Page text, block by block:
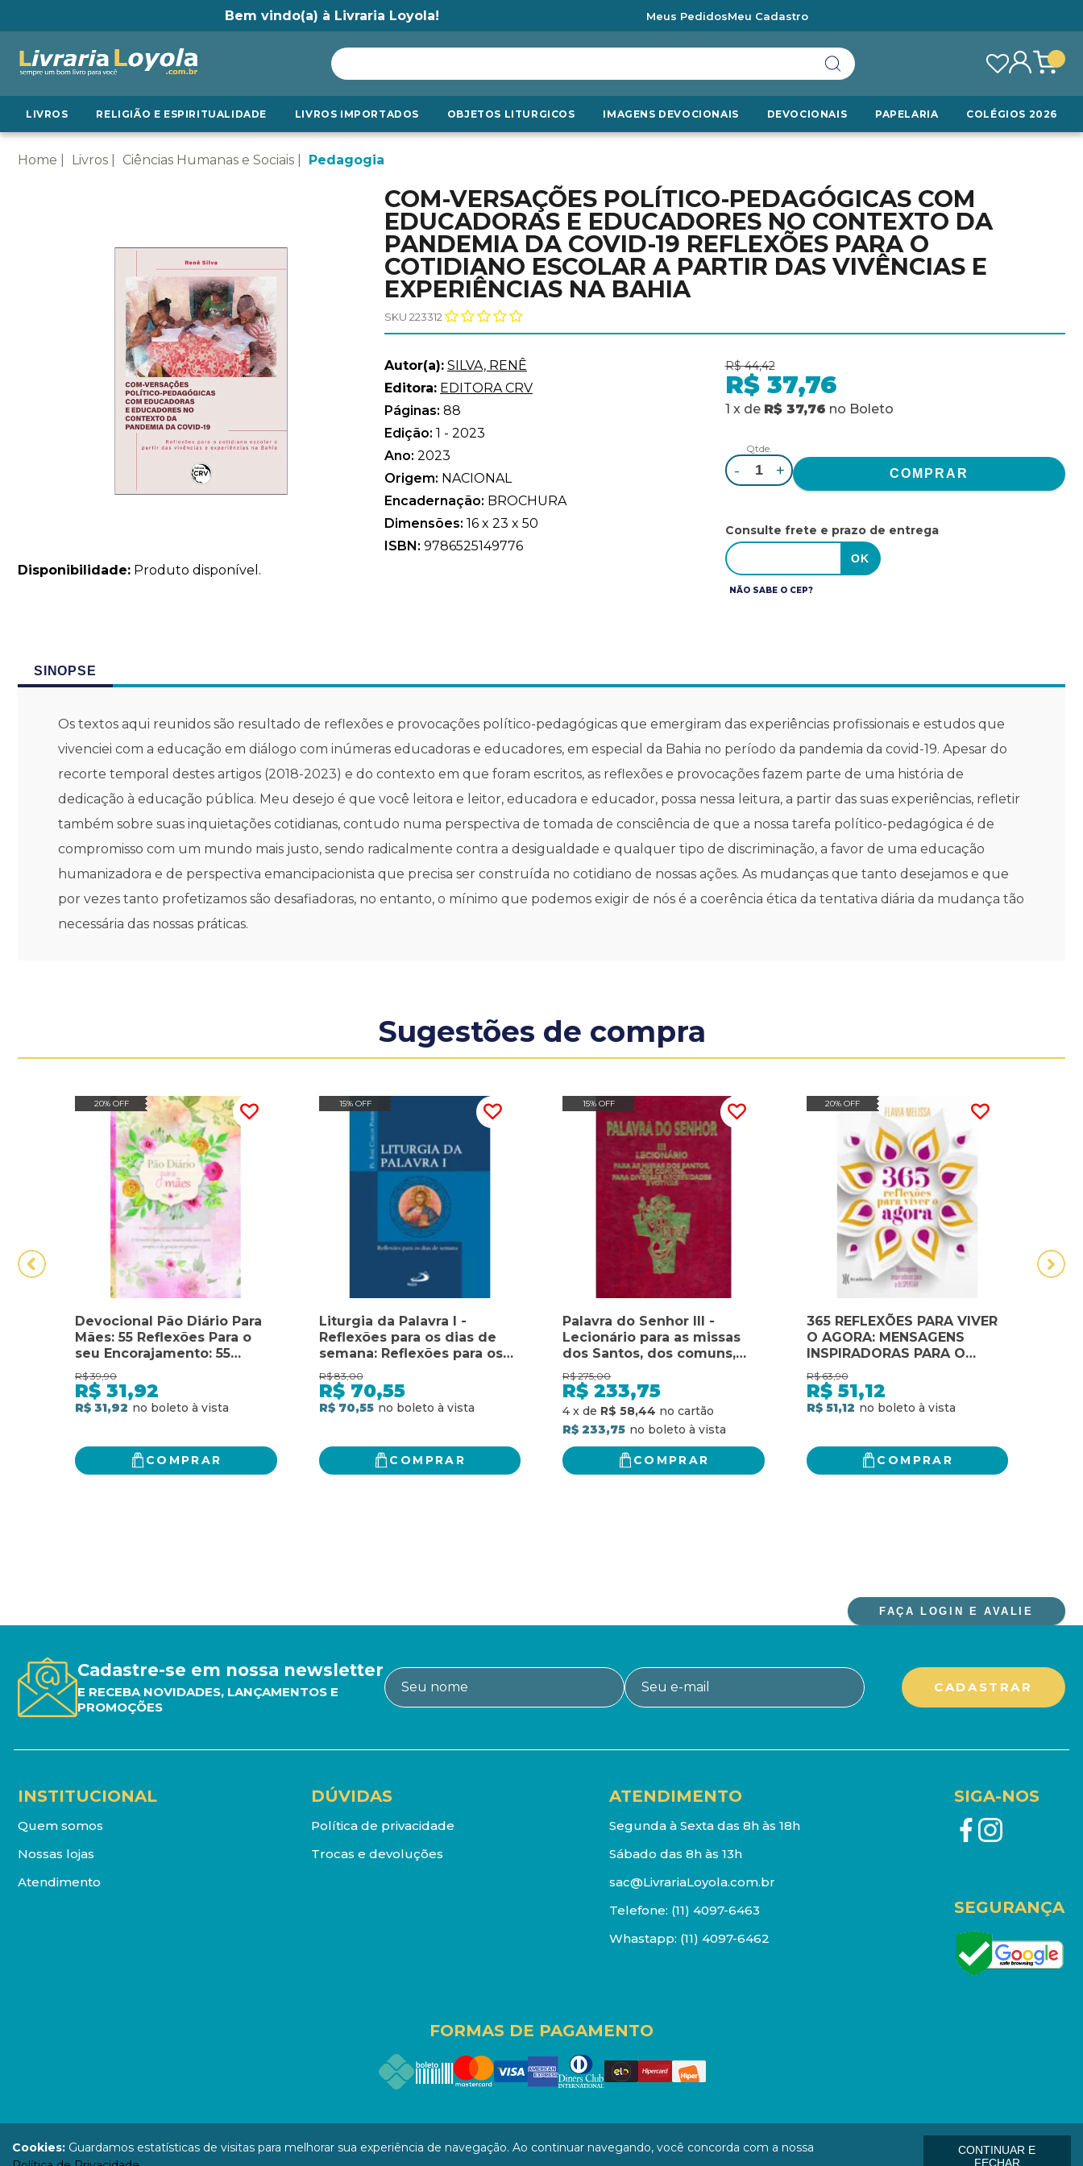
Bem vindo(a) à Livraria Loyola! Meus PedidosMeu Cadastro
LIVROS RELIGIÃO E ESPIRITUALIDADE LIVROS IMPORTADOS OBJETOS LITURGICOS IMAGENS DEVOCIONAIS DEVOCIONAIS PAPELARIA COLÉGIOS 2026
Home Livros Ciências Humanas e Sociais Pedagogia
Disponibilidade: Produto disponível.
COM-VERSAÇÕES POLÍTICO-PEDAGÓGICAS COM
EDUCADORAS E EDUCADORES NO CONTEXTO DA
PANDEMIA DA COVID-19 REFLEXÕES PARA O
COTIDIANO ESCOLAR A PARTIR DAS VIVÊNCIAS E
EXPERIÊNCIAS NA BAHIA
SKU 223312
Autor(a): SILVA, RENÊ
Editora: EDITORA CRV
Páginas: 88
Edição: 1 - 2023
Ano: 2023
Origem: NACIONAL
Encadernação: BROCHURA
Dimensões: 16 x 23 x 50
ISBN: 9786525149776
R$ 44,42
R$ 37,76
1 x de R$ 37,76 no Boleto
Qtde.
- +
Consulte frete e prazo de entrega
NÃO SABE O CEP?
SINOPSE
Os textos aqui reunidos são resultado de reflexões e provocações político-pedagógicas que emergiram das experiências profissionais e estudos que
vivenciei com a educação em diálogo com inúmeras educadoras e educadores, em especial da Bahia no período da pandemia da covid-19. Apesar do
recorte temporal destes artigos (2018-2023) e do contexto em que foram escritos, as reflexões e provocações fazem parte de uma história de
dedicação à educação pública. Meu desejo é que você leitora e leitor, educadora e educador, possa nessa leitura, a partir das suas experiências, refletir
também sobre suas inquietações cotidianas, contudo numa perspectiva de tomada de consciência de que a nossa tarefa político-pedagógica é de
compromisso com um mundo mais justo, sendo radicalmente contra a desigualdade e qualquer tipo de discriminação, a favor de uma educação
humanizadora e de perspectiva emancipacionista que precisa ser construída no cotidiano de nossas ações. As mudanças que tanto desejamos e que
por vezes tanto profetizamos são desafiadoras, no entanto, o mínimo que podemos exigir de nós é a coerência ética da tentativa diária da mudança tão
necessária das nossas práticas.
Sugestões de compra
20% OFF
Devocional Pão Diário Para
Mães: 55 Reflexões Para o
seu Encorajamento: 55
reflexões para o seu
encorajamento
R$ 39,90
R$ 31,92
R$ 31,92
COMPRAR
15% OFF
Liturgia da Palavra I -
Reflexões para os dias de
semana: Reflexões para os
dias de semana
R$ 83,00
R$ 70,55
R$ 70,55
COMPRAR
15% OFF
Palavra do Senhor III -
Lecionário para as missas
dos Santos, dos comuns,
para diversas necessidades
e votivas: lecionário para as
missas dos santos, dos
comuns, para diversas
necessidades e votivas
R$ 275,00
R$ 233,75
4 x de R$ 58,44
R$ 233,75
COMPRAR
20% OFF
365 REFLEXÕES PARA VIVER
O AGORA: MENSAGENS
INSPIRADORAS PARA O
DESPERTAR
R$ 63,90
R$ 51,12
R$ 51,12
COMPRAR
FAÇA LOGIN E AVALIE
Cadastre-se em nossa newsletter
E RECEBA NOVIDADES, LANÇAMENTOS E
PROMOÇÕES
INSTITUCIONAL
Quem somos
Nossas lojas
Atendimento
DÚVIDAS
Política de privacidade
Trocas e devoluções
ATENDIMENTO
Segunda à Sexta das 8h às 18h
Sábado das 8h às 13h
sac@LivrariaLoyola.com.br
Telefone: (11) 4097-6463
Whastapp: (11) 4097-6462
SIGA-NOS
SEGURANÇA
FORMAS DE PAGAMENTO
67.946.814/0001-94 - LOJA - Rua Senador Feijó - São Paulo / SP - CEP: 01006-000
Cookies: Guardamos estatísticas de visitas para melhorar sua experiência de navegação. Ao continuar navegando, você concorda com a nossa
CONTINUAR E
FECHAR